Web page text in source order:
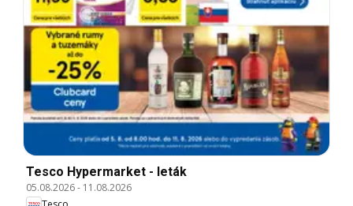
Tesco Hypermarket - leták
05.08.2026- 11.08.2026